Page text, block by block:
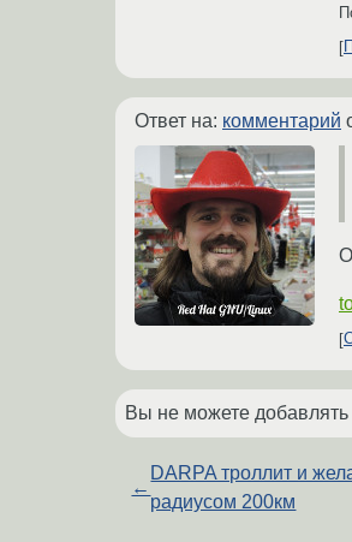
Ответ на: комментарий
Вы не можете
←
DARPA троллит и
радиусом 200км